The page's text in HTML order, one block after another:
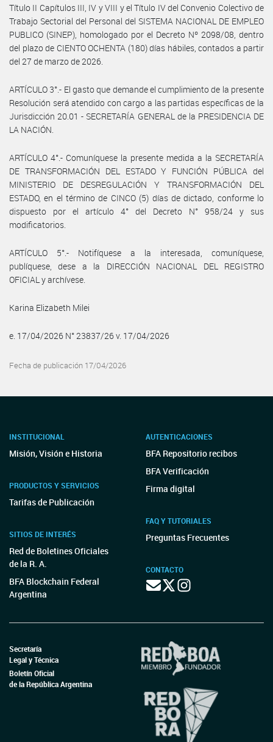
Título II Capítulos III, IV y VIII y el Título IV del Convenio Colectivo de
Trabajo Sectorial del Personal del SISTEMA NACIONAL DE EMPLEO
PUBLICO (SINEP), homologado por el Decreto Nº 2098/08, dentro
del plazo de CIENTO OCHENTA (180) días hábiles, contados a partir
del 27 de marzo de 2026.
ARTÍCULO 3°.- El gasto que demande el cumplimiento de la presente
Resolución será atendido con cargo a las partidas específicas de la
Jurisdicción 20.01 - SECRETARÍA GENERAL de la PRESIDENCIA DE
LA NACIÓN.
ARTÍCULO 4°.- Comuníquese la presente medida a la SECRETARÍA
DE TRANSFORMACIÓN DEL ESTADO Y FUNCIÓN PÚBLICA del
MINISTERIO DE DESREGULACIÓN Y TRANSFORMACIÓN DEL
ESTADO, en el término de CINCO (5) días de dictado, conforme lo
dispuesto por el artículo 4° del Decreto N° 958/24 y sus
modificatorios.
ARTÍCULO 5°.- Notifíquese a la interesada, comuníquese,
publíquese, dese a la DIRECCIÓN NACIONAL DEL REGISTRO
OFICIAL y archívese.
Karina Elizabeth Milei
e. 17/04/2026 N° 23837/26 v. 17/04/2026
Fecha de publicación 17/04/2026
INSTITUCIONAL
Misión, Visión e Historia
PRODUCTOS Y SERVICIOS
Tarifas de Publicación
SITIOS DE INTERÉS
Red de Boletines Oficiales
de la R. A.
BFA Blockchain Federal
Argentina
AUTENTICACIONES
BFA Repositorio recibos
BFA Verificación
Firma digital
FAQ Y TUTORIALES
Preguntas Frecuentes
CONTACTO
Secretaría
Legal y Técnica
Boletín Oficial
de la República Argentina